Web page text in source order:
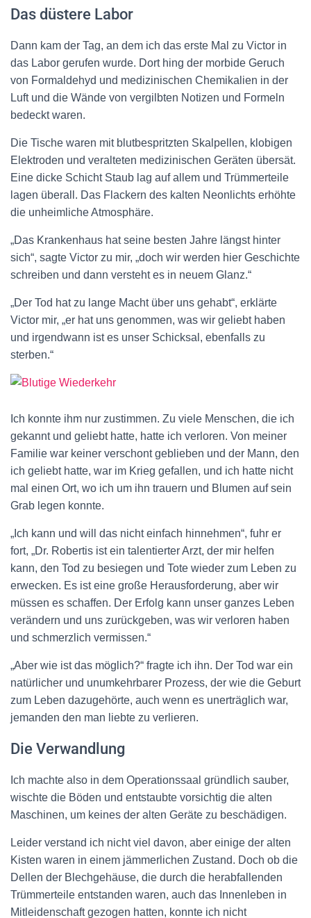
Das düstere Labor
Dann kam der Tag, an dem ich das erste Mal zu Victor in
das Labor gerufen wurde. Dort hing der morbide Geruch
von Formaldehyd und medizinischen Chemikalien in der
Luft und die Wände von vergilbten Notizen und Formeln
bedeckt waren.
Die Tische waren mit blutbespritzten Skalpellen, klobigen
Elektroden und veralteten medizinischen Geräten übersät.
Eine dicke Schicht Staub lag auf allem und Trümmerteile
lagen überall. Das Flackern des kalten Neonlichts erhöhte
die unheimliche Atmosphäre.
„Das Krankenhaus hat seine besten Jahre längst hinter
sich“, sagte Victor zu mir, „doch wir werden hier Geschichte
schreiben und dann versteht es in neuem Glanz.“
„Der Tod hat zu lange Macht über uns gehabt“, erklärte
Victor mir, „er hat uns genommen, was wir geliebt haben
und irgendwann ist es unser Schicksal, ebenfalls zu
sterben.“
Ich konnte ihm nur zustimmen. Zu viele Menschen, die ich
gekannt und geliebt hatte, hatte ich verloren. Von meiner
Familie war keiner verschont geblieben und der Mann, den
ich geliebt hatte, war im Krieg gefallen, und ich hatte nicht
mal einen Ort, wo ich um ihn trauern und Blumen auf sein
Grab legen konnte.
„Ich kann und will das nicht einfach hinnehmen“, fuhr er
fort, „Dr. Robertis ist ein talentierter Arzt, der mir helfen
kann, den Tod zu besiegen und Tote wieder zum Leben zu
erwecken. Es ist eine große Herausforderung, aber wir
müssen es schaffen. Der Erfolg kann unser ganzes Leben
verändern und uns zurückgeben, was wir verloren haben
und schmerzlich vermissen.“
„Aber wie ist das möglich?“ fragte ich ihn. Der Tod war ein
natürlicher und unumkehrbarer Prozess, der wie die Geburt
zum Leben dazugehörte, auch wenn es unerträglich war,
jemanden den man liebte zu verlieren.
Die Verwandlung
Ich machte also in dem Operationssaal gründlich sauber,
wischte die Böden und entstaubte vorsichtig die alten
Maschinen, um keines der alten Geräte zu beschädigen.
Leider verstand ich nicht viel davon, aber einige der alten
Kisten waren in einem jämmerlichen Zustand. Doch ob die
Dellen der Blechgehäuse, die durch die herabfallenden
Trümmerteile entstanden waren, auch das Innenleben in
Mitleidenschaft gezogen hatten, konnte ich nicht